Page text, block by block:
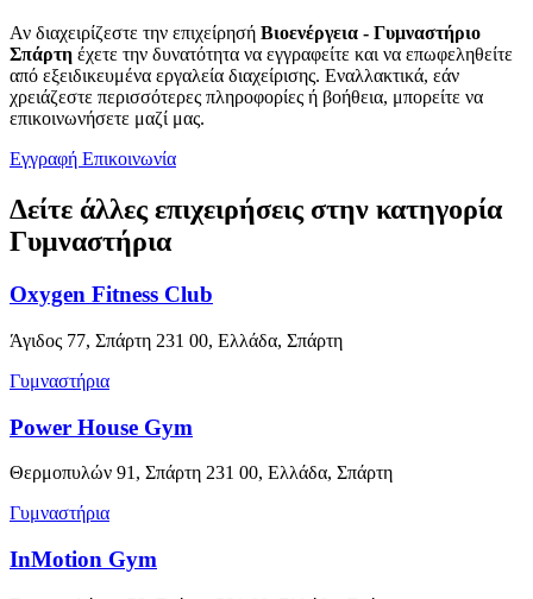
Αν διαχειρίζεστε την επιχείρησή Βιοενέργεια - Γυμναστήριο
Σπάρτη έχετε την δυνατότητα να εγγραφείτε και να επωφεληθείτε
από εξειδικευμένα εργαλεία διαχείρισης. Εναλλακτικά, εάν
χρειάζεστε περισσότερες πληροφορίες ή βοήθεια, μπορείτε να
επικοινωνήσετε μαζί μας.
Εγγραφή Επικοινωνία
Δείτε άλλες επιχειρήσεις στην κατηγορία
Γυμναστήρια
Oxygen Fitness Club
Άγιδος 77, Σπάρτη 231 00, Ελλάδα, Σπάρτη
Γυμναστήρια
Power House Gym
Θερμοπυλών 91, Σπάρτη 231 00, Ελλάδα, Σπάρτη
Γυμναστήρια
InMotion Gym